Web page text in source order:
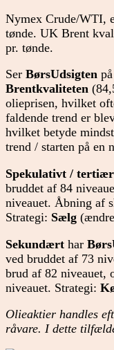
Nymex Crude/WTI,
tønde. UK Brent
pr. tønde.
Ser BørsUdsigten
Brentkvaliteten
olieprisen, hvilket
faldende trend er
hvilket betyde
trend / starten på en
Spekulativt /
bruddet af 84
niveauet. Åbning af
Strategi: Sælg
Sekundært har
ved bruddet af 73
brud af 82 niveauet,
niveauet. Strategi:
Olieaktier handles
råvare. I dette